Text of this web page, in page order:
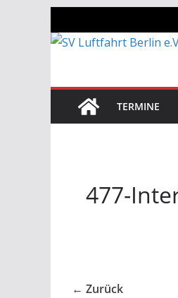
Inhalt
TERMINE
477-
← Zurück